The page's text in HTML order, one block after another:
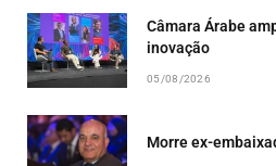
Câmara Árabe
inovação
05/08/2026
Morre ex-